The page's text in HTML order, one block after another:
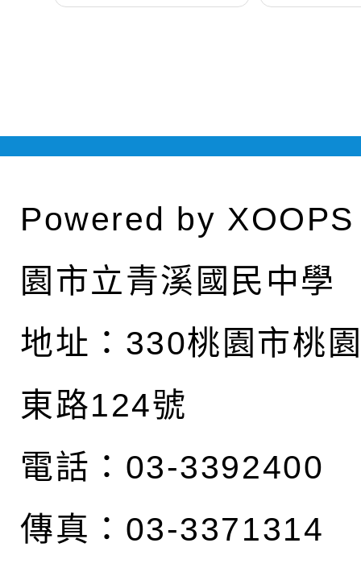
Powered by XOOPS
園市立青溪國民中學
地址： 330桃園市桃
東路124號
電話：03-3392400
傳真：03-3371314